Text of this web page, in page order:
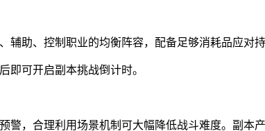
助、控制职业的均衡阵容，配备足够消耗品应对持
即可开启副本挑战倒计时。
，合理利用场景机制可大幅降低战斗难度。副本